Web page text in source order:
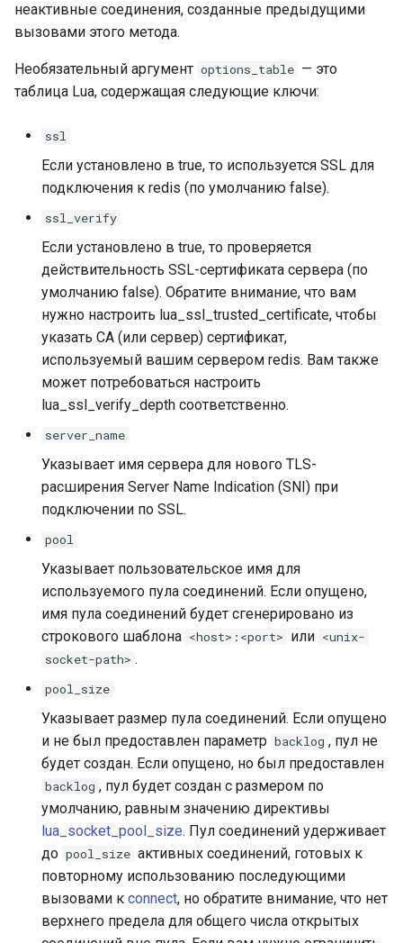
sorted-args
spnego-http-auth
sticky
stream-lua
stream-sts
stream-upsync
sts
substitutions
sysguard
testcookie
traffic-accounting
tuning
unbrotli
untar
неактивные соединения, созданные предыдущими
вызовами этого метода.
Необязательный аргумент options_table — это
таблица Lua, содержащая следующие ключи:
ssl
Если установлено в true, то используется SSL для
подключения к redis (по умолчанию false).
ssl_verify
Если установлено в true, то проверяется
действительность SSL-сертификата сервера (по
умолчанию false). Обратите внимание, что вам
нужно настроить lua_ssl_trusted_certificate, чтобы
указать CA (или сервер) сертификат,
используемый вашим сервером redis. Вам также
может потребоваться настроить
lua_ssl_verify_depth соответственно.
server_name
Указывает имя сервера для нового TLS-
расширения Server Name Indication (SNI) при
подключении по SSL.
pool
Указывает пользовательское имя для
используемого пула соединений. Если опущено,
имя пула соединений будет сгенерировано из
строкового шаблона <host>:<port> или <unix-
socket-path> .
pool_size
Указывает размер пула соединений. Если опущено
и не был предоставлен параметр backlog , пул не
будет создан. Если опущено, но был предоставлен
backlog , пул будет создан с размером по
умолчанию, равным значению директивы
lua_socket_pool_size. Пул соединений удерживает
до pool_size активных соединений, готовых к
повторному использованию последующими
вызовами к connect, но обратите внимание, что нет
верхнего предела для общего числа открытых